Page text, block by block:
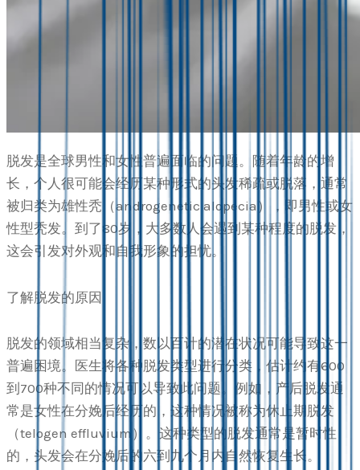
脱发是全球男性和女性普遍面临的问题。随着年龄的增
长，个人很可能会经历某种形式的头发稀疏或脱落，通常
被归类为雄性秃（androgenetic alopecia），即男性或女
性型秃发。到了80岁，大多数人会遇到某种程度的脱发，
这会引发对外观和自我形象的担忧。
了解脱发的原因
脱发的领域相当复杂，数以百计的潜在状况可能导致这一
普遍困境。医生将各种脱发类型进行分类，估计约有600
到700种不同的情况可以导致此问题。例如，产后脱发通
常是女性在分娩后经历的，这种情况被称为休止期脱发
（telogen effluvium）。这种类型的脱发通常是暂时性
的，头发会在分娩后的六到九个月内自然恢复生长。